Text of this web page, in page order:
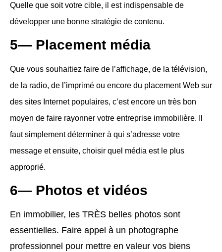
Quelle que soit votre cible, il est indispensable de
développer une bonne stratégie de contenu.
5— Placement média
Que vous souhaitiez faire de l’affichage, de la télévision,
de la radio, de l’imprimé ou encore du placement Web sur
des sites Internet populaires, c’est encore un très bon
moyen de faire rayonner votre entreprise immobilière. Il
faut simplement déterminer à qui s’adresse votre
message et ensuite, choisir quel média est le plus
approprié.
6— Photos et vidéos
En immobilier, les TRÈS belles photos sont
essentielles. Faire appel à un photographe
professionnel pour mettre en valeur vos biens